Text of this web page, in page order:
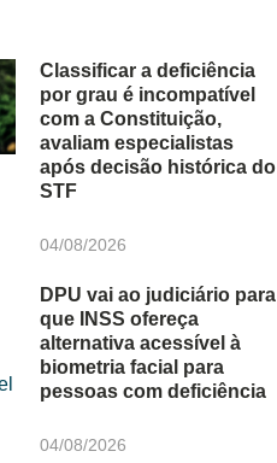
Classificar a deficiência
por grau é incompatível
com a Constituição,
avaliam especialistas
após decisão histórica do
STF
04/08/2026
DPU vai ao judiciário para
que INSS ofereça
alternativa acessível à
biometria facial para
pessoas com deficiência
04/08/2026